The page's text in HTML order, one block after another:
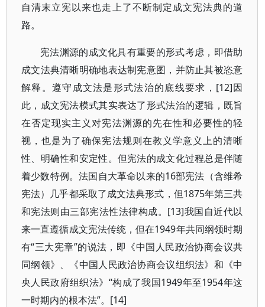
自清末立宪以来也走上了不断制定成文宪法典的道
路。
宪法渊源的成文化具有重要的形式考虑，即借助
成文法典清晰明确地表达制宪意图，并防止其被恣意
解释。遵守成文法是形式法治的底线要求，[12]因
此，成文宪法模式其实表达了形式法治的逻辑，既旨
在否定现实主义对宪法渊源的先在性和必要性的轻
视，也是为了确保宪法规则在教义学意义上的清晰
性、明确性和安定性。但宪法的成文化过程总是伴随
着少数特例。法国自大革命以来的16部宪法（含维希
宪法）几乎都采取了成文法典形式，但1875年第三共
和宪法则由三部宪法性法律构成。[13]我国自近代以
来一直遵循成文宪法传统，但在1949年共同纲领时期
有“三大宪章”的说法，即《中国人民政治协商会议共
同纲领》、《中国人民政治协商会议组织法》和《中
央人民政府组织法》“构成了我国1949年至1954年这
一时期内的根本法”。[14]